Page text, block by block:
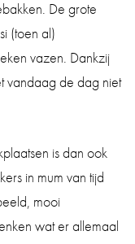
De grote
(toen al)
vazen. Dankzij
vandaag de dag niet
is dan ook
in mum van tijd
mooi
wat er allemaal